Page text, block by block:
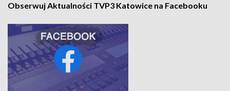
Obserwuj Aktualności TVP3 Katowice na Facebooku